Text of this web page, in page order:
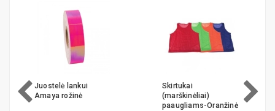
Juostelė lankui
Amaya rožinė
Skirtukai
(marškinėliai)
paaugliams-Oranžinė